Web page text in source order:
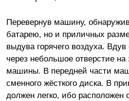
Перевернув машину,
батарею, но и приличных
выдува горячего воздуха.
через небольшое отверстие на
машины. В передней части
сменного жёсткого диска. В
должен легко, ибо расположен